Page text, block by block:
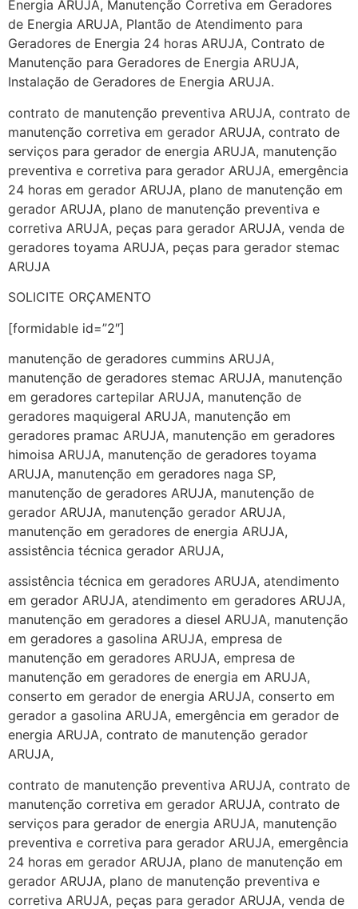
Energia ARUJA, Manutenção Corretiva em Geradores
de Energia ARUJA, Plantão de Atendimento para
Geradores de Energia 24 horas ARUJA, Contrato de
Manutenção para Geradores de Energia ARUJA,
Instalação de Geradores de Energia ARUJA.
contrato de manutenção preventiva ARUJA, contrato de
manutenção corretiva em gerador ARUJA, contrato de
serviços para gerador de energia ARUJA, manutenção
preventiva e corretiva para gerador ARUJA, emergência
24 horas em gerador ARUJA, plano de manutenção em
gerador ARUJA, plano de manutenção preventiva e
corretiva ARUJA, peças para gerador ARUJA, venda de
geradores toyama ARUJA, peças para gerador stemac
ARUJA
SOLICITE ORÇAMENTO
[formidable id=”2″]
manutenção de geradores cummins ARUJA,
manutenção de geradores stemac ARUJA, manutenção
em geradores cartepilar ARUJA, manutenção de
geradores maquigeral ARUJA, manutenção em
geradores pramac ARUJA, manutenção em geradores
himoisa ARUJA, manutenção de geradores toyama
ARUJA, manutenção em geradores naga SP,
manutenção de geradores ARUJA, manutenção de
gerador ARUJA, manutenção gerador ARUJA,
manutenção em geradores de energia ARUJA,
assistência técnica gerador ARUJA,
assistência técnica em geradores ARUJA, atendimento
em gerador ARUJA, atendimento em geradores ARUJA,
manutenção em geradores a diesel ARUJA, manutenção
em geradores a gasolina ARUJA, empresa de
manutenção em geradores ARUJA, empresa de
manutenção em geradores de energia em ARUJA,
conserto em gerador de energia ARUJA, conserto em
gerador a gasolina ARUJA, emergência em gerador de
energia ARUJA, contrato de manutenção gerador
ARUJA,
contrato de manutenção preventiva ARUJA, contrato de
manutenção corretiva em gerador ARUJA, contrato de
serviços para gerador de energia ARUJA, manutenção
preventiva e corretiva para gerador ARUJA, emergência
24 horas em gerador ARUJA, plano de manutenção em
gerador ARUJA, plano de manutenção preventiva e
corretiva ARUJA, peças para gerador ARUJA, venda de